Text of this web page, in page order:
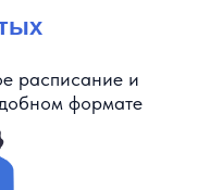
расписание и
формате